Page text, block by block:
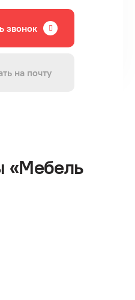
звонок
на почту
«Мебель